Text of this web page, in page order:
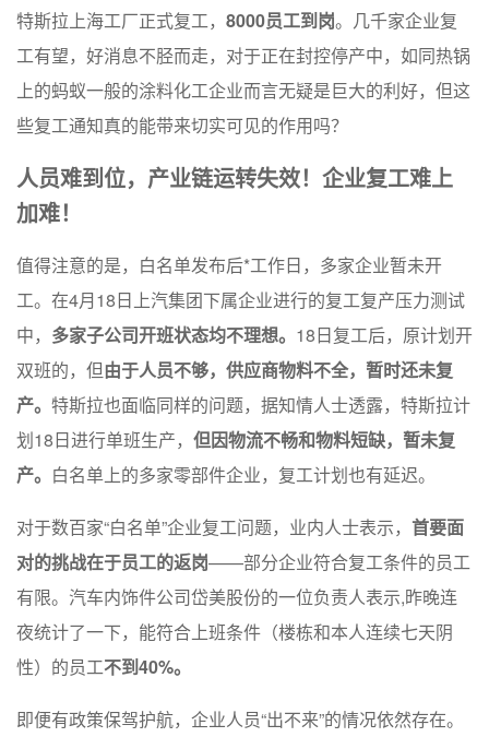
特斯拉上海工厂正式复工， 8000员工到岗。几千家企业复
工有望，好消息不胫而走，对于正在封控停产中，如同热锅
上的蚂蚁一般的涂料化工企业而言无疑是巨大的利好，但这
些复工通知真的能带来切实可见的作用吗？
人员难到位，产业链运转失效！企业复工难上
加难！
值得注意的是，白名单发布后*工作日，多家企业暂未开
工。在4月18日上汽集团下属企业进行的复工复产压力测试
中， 多家子公司开班状态均不理想。 18日复工后，原计划开
双班的，但由于人员不够，供应商物料不全，暂时还未复
产。 特斯拉也面临同样的问题，据知情人士透露，特斯拉计
划18日进行单班生产， 但因物流不畅和物料短缺，暂未复
产。 白名单上的多家零部件企业，复工计划也有延迟。
对于数百家“白名单”企业复工问题，业内人士表示， 首要面
对的挑战在于员工的返岗——部分企业符合复工条件的员工
有限。汽车内饰件公司岱美股份的一位负责人表示,昨晚连
夜统计了一下，能符合上班条件（楼栋和本人连续七天阴
性）的员工不到40%。
即便有政策保驾护航，企业人员“出不来”的情况依然存在。